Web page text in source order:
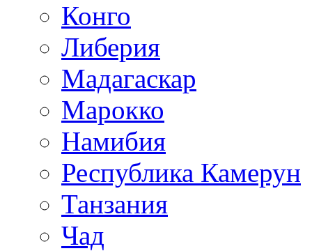
Конго
Либерия
Мадагаскар
Марокко
Намибия
Республика Камерун
Танзания
Чад